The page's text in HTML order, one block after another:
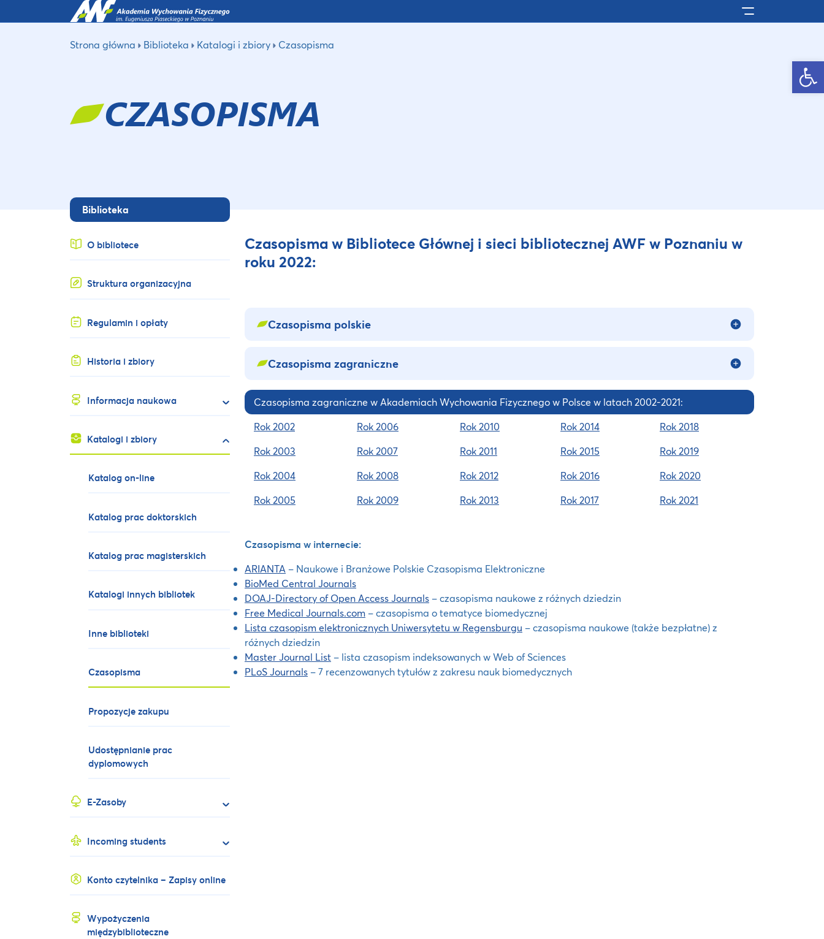
Otwórz pasek narzędzi
Pokaż/ukryj
Strona główna Biblioteka Katalogi i zbiory Czasopisma
CZASOPISMA
Biblioteka
O bibliotece
Struktura organizacyjna
Regulamin i opłaty
Historia i zbiory
Informacja naukowa
Katalogi i zbiory
Katalog on-line
Katalog prac doktorskich
Katalog prac magisterskich
Katalogi innych bibliotek
Inne biblioteki
Czasopisma
Propozycje zakupu
Udostępnianie prac
dyplomowych
E-Zasoby
Incoming students
Konto czytelnika – Zapisy online
Wypożyczenia
międzybiblioteczne
Czasopisma w Bibliotece Głównej i sieci bibliotecznej AWF w Poznaniu w
roku 2022:
Czasopisma polskie
Czasopisma zagraniczne
Czasopisma zagraniczne w Akademiach Wychowania Fizycznego w Polsce w latach 2002-2021:
Rok 2002
Rok 2006 Rok 2010 Rok 2014
Rok 2018
Rok 2003
Rok 2007 Rok 2011 Rok 2015
Rok 2019
Rok 2004
Rok 2008 Rok 2012 Rok 2016
Rok 2020
Rok 2005
Rok 2009 Rok 2013 Rok 2017 Rok 2021
Czasopisma w internecie:
ARIANTA – Naukowe i Branżowe Polskie Czasopisma Elektroniczne
BioMed Central Journals
DOAJ-Directory of Open Access Journals– czasopisma naukowe z różnych dziedzin
Free Medical Journals.com– czasopisma o tematyce biomedycznej
Lista czasopism elektronicznych Uniwersytetu w Regensburgu – czasopisma naukowe (także bezpłatne) z
różnych dziedzin
Master Journal List– lista czasopism indeksowanych w Web of Sciences
PLoS Journals– 7 recenzowanych tytułów z zakresu nauk biomedycznych